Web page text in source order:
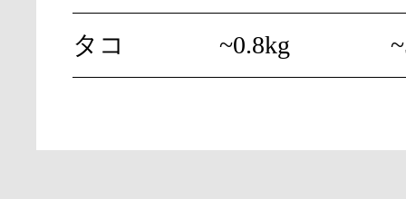
タコ ~0.8kg